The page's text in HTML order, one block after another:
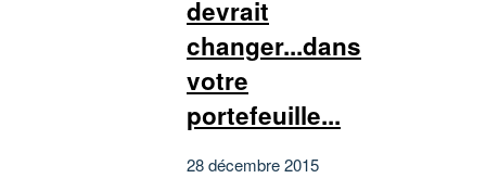
devrait
changer...dans
votre
portefeuille...
28 décembre 2015